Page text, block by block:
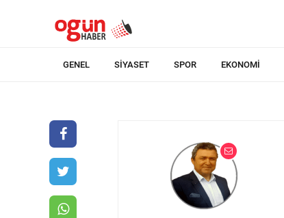
GENEL SIYASET SPOR EKONOMI